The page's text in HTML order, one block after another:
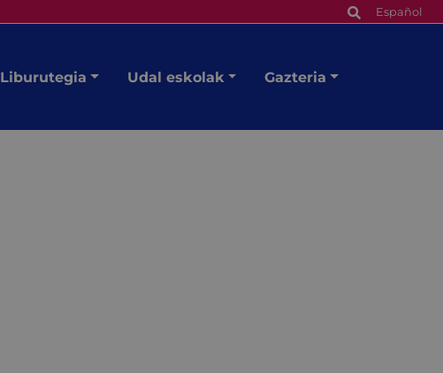
Español
Liburutegia Udal eskolak Gazteria